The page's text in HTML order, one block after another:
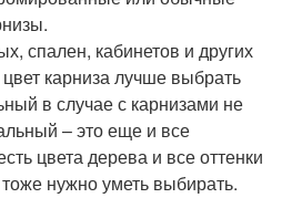
спален, кабинетов и других
карниза лучше выбрать
в случае с карнизами не
– это еще и все
цвета дерева и все оттенки
нужно уметь выбирать.